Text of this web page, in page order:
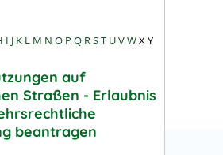
I J K L M N O P Q RST UVWXY
auf
Straßen - Erlaubnis
beantragen